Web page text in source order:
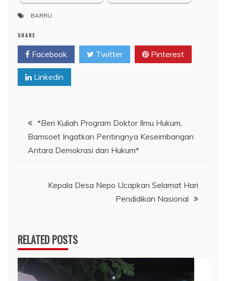
BARRU
SHARE
Facebook Twitter Pinterest
Linkedin
Navigasi
pos
*Beri Kuliah Program Doktor Ilmu Hukum,
Bamsoet Ingatkan Pentingnya Keseimbangan
Antara Demokrasi dan Hukum*
Kepala Desa Nepo Ucapkan Selamat Hari
Pendidikan Nasional
RELATED POSTS